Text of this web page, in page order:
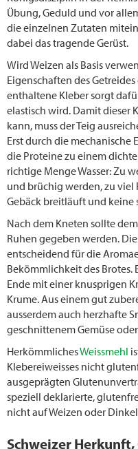
Übung, Geduld und vor
die einzelnen Zutaten
dabei das tragende Gerüst.
Wird Weizen als Basis
Eigenschaften des
enthaltene Kleber sorgt
elastisch wird. Damit dieser
kann, muss der Teig
Erst durch die mechanische
die Proteine zu einem
richtige Menge Wasser: Zu
und brüchig werden, zu viel
Gebäck breitläuft und keine
Nach dem Kneten sollte
Ruhen gegeben werden.
entscheidend für die
Bekömmlichkeit des
Ende mit einer knusprigen
Krume. Aus einem gut
ausserdem auch herzhafte
geschnittenem Gemüse
HerkömmlichesWeissmehl
Klebereiweisses nicht
ausgeprägten
speziell deklarierte,
nicht auf Weizen oder
Schweizer